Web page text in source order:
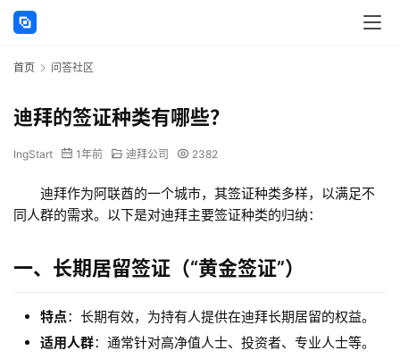
首页 问答社区
迪拜的签证种类有哪些？
IngStart 1年前 迪拜公司 2382
迪拜作为阿联酋的一个城市，其签证种类多样，以满足不
同人群的需求。以下是对迪拜主要签证种类的归纳：
一、长期居留签证（“黄金签证”）
特点：长期有效，为持有人提供在迪拜长期居留的权益。
适用人群：通常针对高净值人士、投资者、专业人士等。